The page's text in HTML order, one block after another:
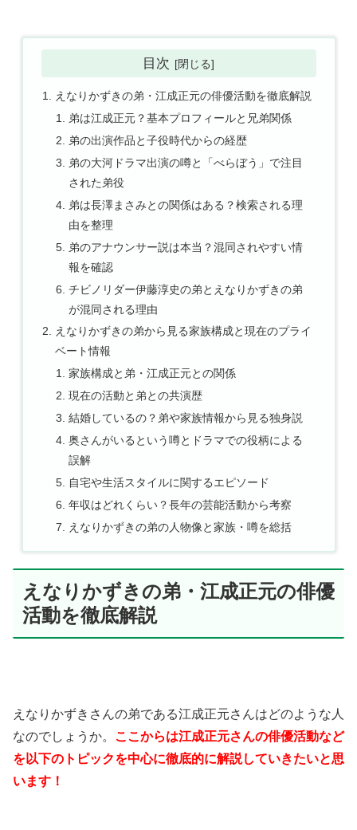
目次
えなりかずきの弟・江成正元の俳優活動を徹底解説
弟は江成正元？基本プロフィールと兄弟関係
弟の出演作品と子役時代からの経歴
弟の大河ドラマ出演の噂と「べらぼう」で注目
された弟役
弟は長澤まさみとの関係はある？検索される理
由を整理
弟のアナウンサー説は本当？混同されやすい情
報を確認
チビノリダー伊藤淳史の弟とえなりかずきの弟
が混同される理由
えなりかずきの弟から見る家族構成と現在のプライ
ベート情報
家族構成と弟・江成正元との関係
現在の活動と弟との共演歴
結婚しているの？弟や家族情報から見る独身説
奥さんがいるという噂とドラマでの役柄による
誤解
自宅や生活スタイルに関するエピソード
年収はどれくらい？長年の芸能活動から考察
えなりかずきの弟の人物像と家族・噂を総括
えなりかずきの弟・江成正元の俳優
活動を徹底解説
えなりかずきさんの弟である江成正元さんはどのような人
なのでしょうか。 ここからは江成正元さんの俳優活動など
を以下のトピックを中心に徹底的に解説していきたいと思
います！